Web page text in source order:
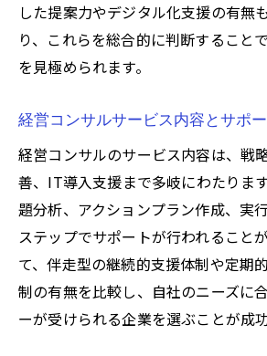
中小企業向け経営コンサル
法
経営コンサルが中小企業に
中小企業支援に強い経営コ
経営コンサル会社一覧から最
経営コンサル会社一覧で
り
自分に合う経営コンサル企
ド
経営コンサル選定で重視し
した提案力やデジタル化支援の有無
り、これらを総合的に判断すること
を見極められます。
経営コンサルサービス内容とサポ
経営コンサルのサービス内容は、戦
善、IT導入支援まで多岐にわたりま
題分析、アクションプラン作成、実
ステップでサポートが行われること
て、伴走型の継続的支援体制や定期
制の有無を比較し、自社のニーズに
ーが受けられる企業を選ぶことが成